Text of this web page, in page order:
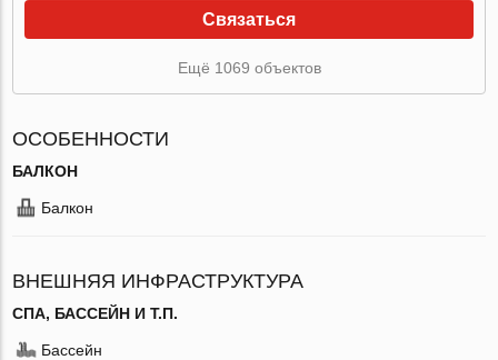
Связаться
Ещё 1069 объектов
ОСОБЕННОСТИ
БАЛКОН
Балкон
ВНЕШНЯЯ ИНФРАСТРУКТУРА
СПА, БАССЕЙН И Т.П.
Бассейн